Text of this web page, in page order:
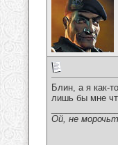
Блин, а я как-
лишь бы мне
Ой, не